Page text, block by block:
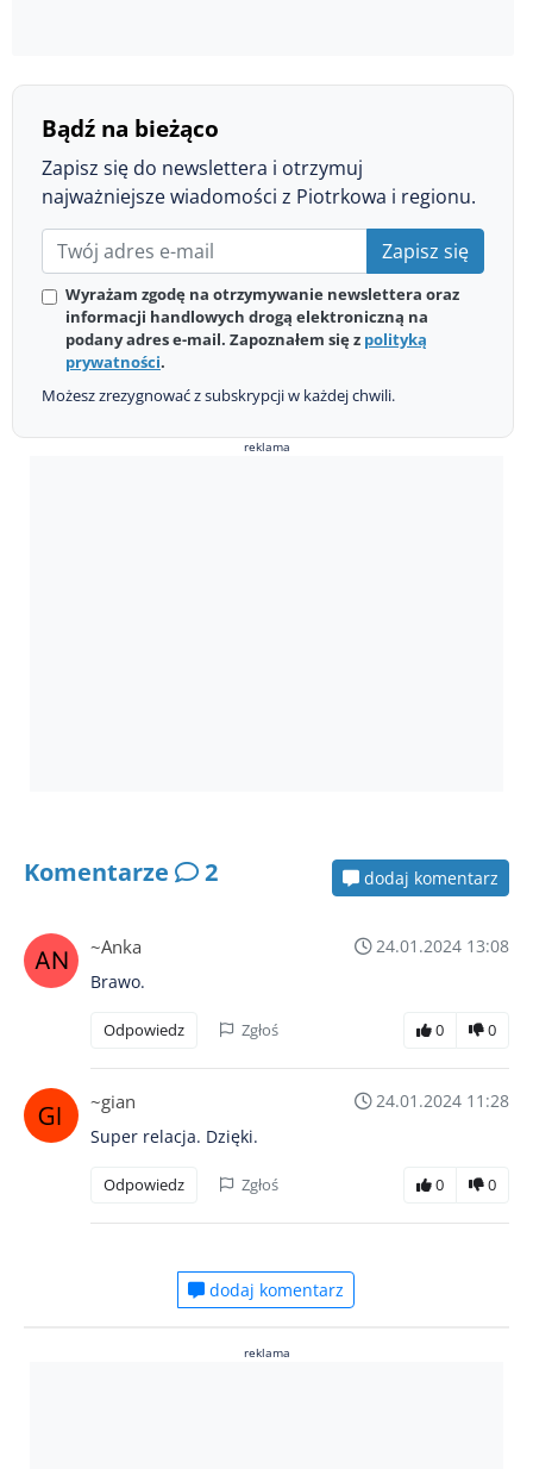
Bądź na bieżąco
Zapisz się do newslettera i otrzymuj
najważniejsze wiadomości z Piotrkowa i regionu.
Zapisz się
Wyrażam zgodę na otrzymywanie newslettera oraz
informacji handlowych drogą elektroniczną na
podany adres e-mail. Zapoznałem się z polityką
prywatności.
Możesz zrezygnować z subskrypcji w każdej chwili.
reklama
Komentarze 2 dodaj komentarz
~Anka
24.01.2024 13:08
Brawo.
Odpowiedz Zgłoś 0 0
~gian
24.01.2024 11:28
Super relacja. Dzięki.
Odpowiedz Zgłoś 0 0
dodaj komentarz
reklama